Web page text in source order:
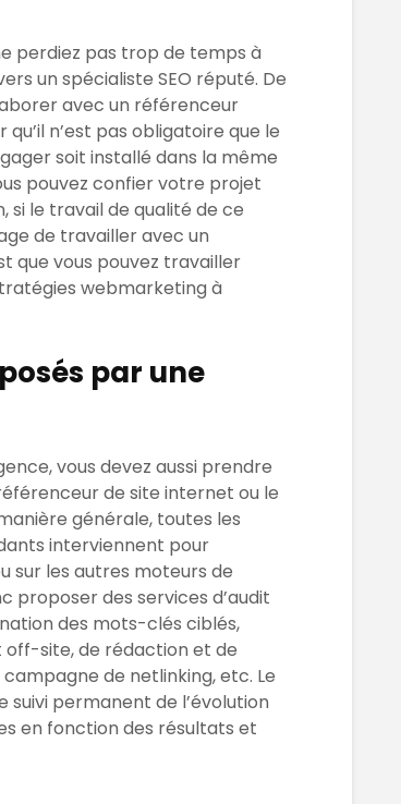
perdiez pas trop de temps à
un spécialiste SEO réputé. De
avec un référenceur
n’est pas obligatoire que le
soit installé dans la même
pouvez confier votre projet
si le travail de qualité de ce
de travailler avec un
que vous pouvez travailler
webmarketing à
par une
vous devez aussi prendre
de site internet ou le
générale, toutes les
interviennent pour
sur les autres moteurs de
des services d’audit
des mots-clés ciblés,
off-site, de rédaction et de
de netlinking, etc. Le
permanent de l’évolution
en fonction des résultats et